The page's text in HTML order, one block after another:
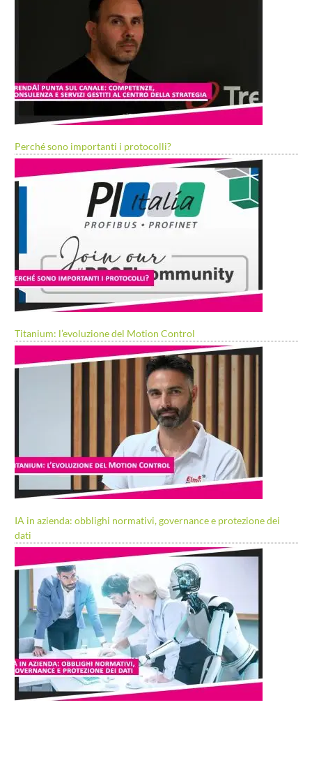
Perché sono importanti i protocolli?
Titanium: l’evoluzione del Motion Control
IA in azienda: obblighi normativi, governance e protezione dei
dati